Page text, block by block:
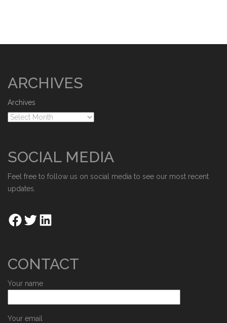
ARCHIVES
Archives
SOCIAL MEDIA
Feel free to follow us on social media to see our most recent
updates.
CONTACT
Your name
Your email